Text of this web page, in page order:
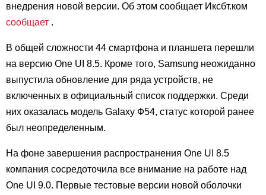
внедрения новой версии. Об этом сообщает Иксбт.ком
сообщает .
В общей сложности 44 смартфона и планшета перешли
на версию One UI 8.5. Кроме того, Samsung неожиданно
выпустила обновление для ряда устройств, не
включенных в официальный список поддержки. Среди
них оказалась модель Galaxy Ф54, статус которой ранее
был неопределенным.
На фоне завершения распространения One UI 8.5
компания сосредоточила все внимание на работе над
One UI 9.0. Первые тестовые версии новой оболочки